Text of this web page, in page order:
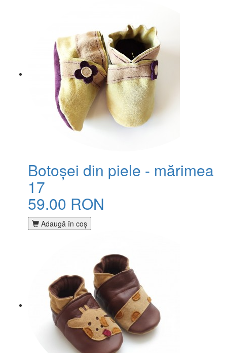
Botoșei din piele - mărimea
17
59.00 RON
Adaugă în coş